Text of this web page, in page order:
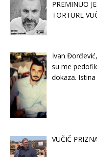
PREMINUO
TORTURE
Ivan
su me
dokaza.
VUČIČ